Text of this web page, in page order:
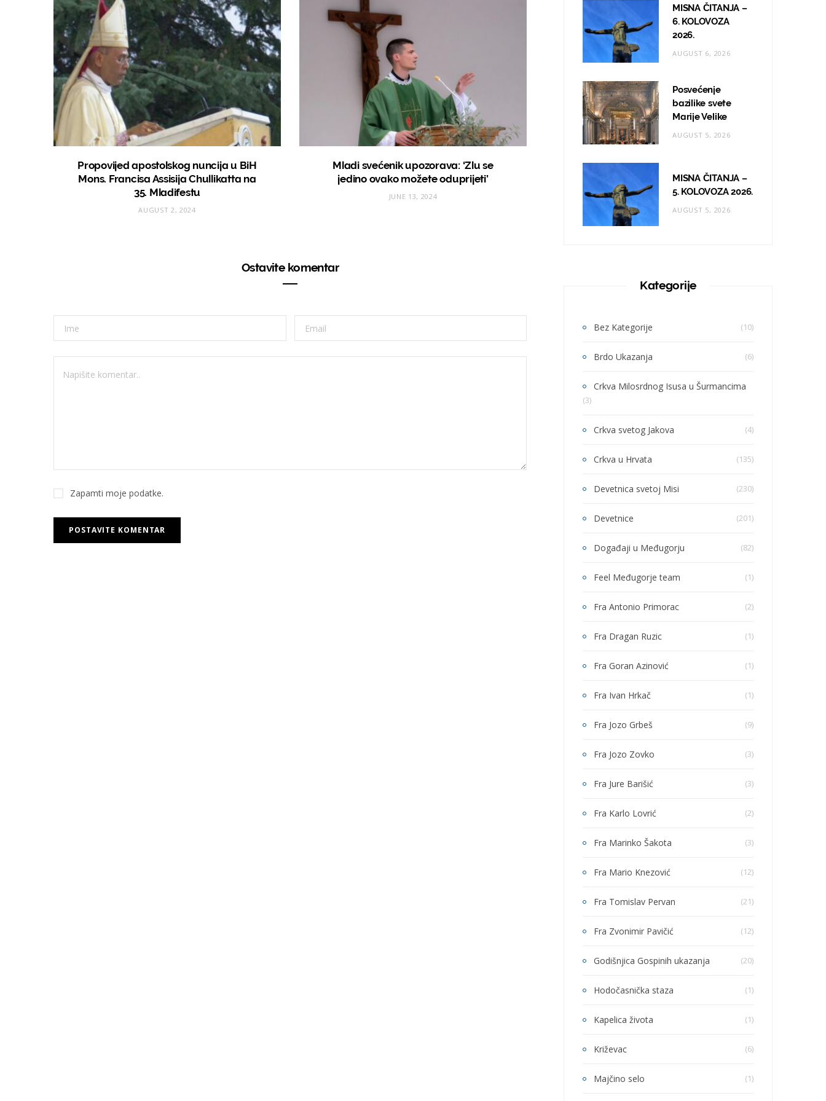
Propovijed apostolskog nuncija u BiH
Mons. Francisa Assisija Chullikatta na
35. Mladifestu
AUGUST 2, 2024
Mladi svećenik upozorava: ‘Zlu se
jedino ovako možete oduprijeti’
JUNE 13, 2024
Ostavite komentar
Zapamti moje podatke.
MISNA ČITANJA –
6. KOLOVOZA
2026.
AUGUST 6, 2026
Posvećenje
bazilike svete
Marije Velike
AUGUST 5, 2026
MISNA ČITANJA –
5. KOLOVOZA 2026.
AUGUST 5, 2026
Kategorije
Bez Kategorije (10)
Brdo Ukazanja (6)
Crkva Milosrdnog Isusa u Šurmancima
(3)
Crkva svetog Jakova (4)
Crkva u Hrvata (135)
Devetnica svetoj Misi (230)
Devetnice (201)
Događaji u Međugorju (82)
Feel Međugorje team (1)
Fra Antonio Primorac (2)
Fra Dragan Ruzic (1)
Fra Goran Azinović (1)
Fra Ivan Hrkač (1)
Fra Jozo Grbeš (9)
Fra Jozo Zovko (3)
Fra Jure Barišić (3)
Fra Karlo Lovrić (2)
Fra Marinko Šakota (3)
Fra Mario Knezović (12)
Fra Tomislav Pervan (21)
Fra Zvonimir Pavičić (12)
Godišnjica Gospinih ukazanja (20)
Hodočasnička staza (1)
Kapelica života (1)
Križevac (6)
Majčino selo (1)